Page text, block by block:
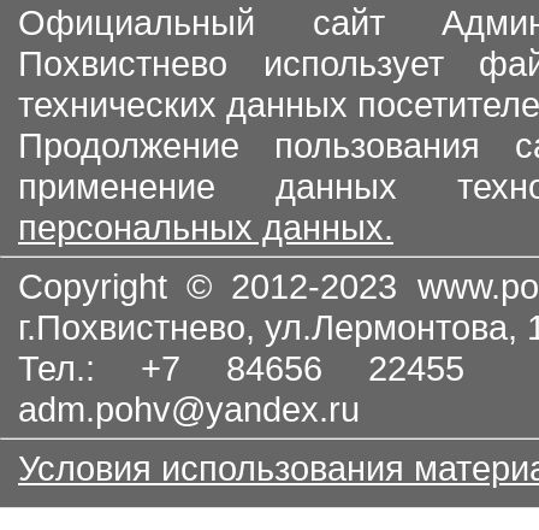
Официальный сайт
Похвистнево использует
технических данных
Продолжение пользования
применение данных
персональных данных.
Copyright © 2012-2023
г.Похвистнево, ул.Лермонтова,
Тел.: +7 84656
adm.pohv@yandex.ru
Условия использования